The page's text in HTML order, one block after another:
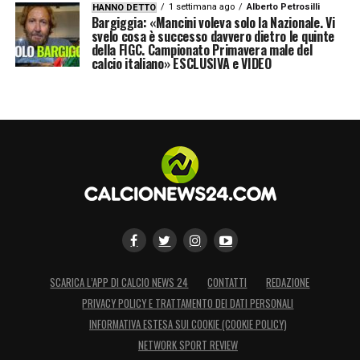
HANNO DETTO 1 settimana ago Alberto Petrosilli
Bargiggia: «Mancini voleva solo la Nazionale. Vi
svelo cosa è successo davvero dietro le quinte
della FIGC. Campionato Primavera male del
calcio italiano» ESCLUSIVA e VIDEO
SCARICA L’APP DI CALCIO NEWS 24 CONTATTI
REDAZIONE
PRIVACY POLICY E TRATTAMENTO DEI DATI PERSONALI
INFORMATIVA ESTESA SUI COOKIE (COOKIE POLICY)
NETWORK SPORT REVIEW